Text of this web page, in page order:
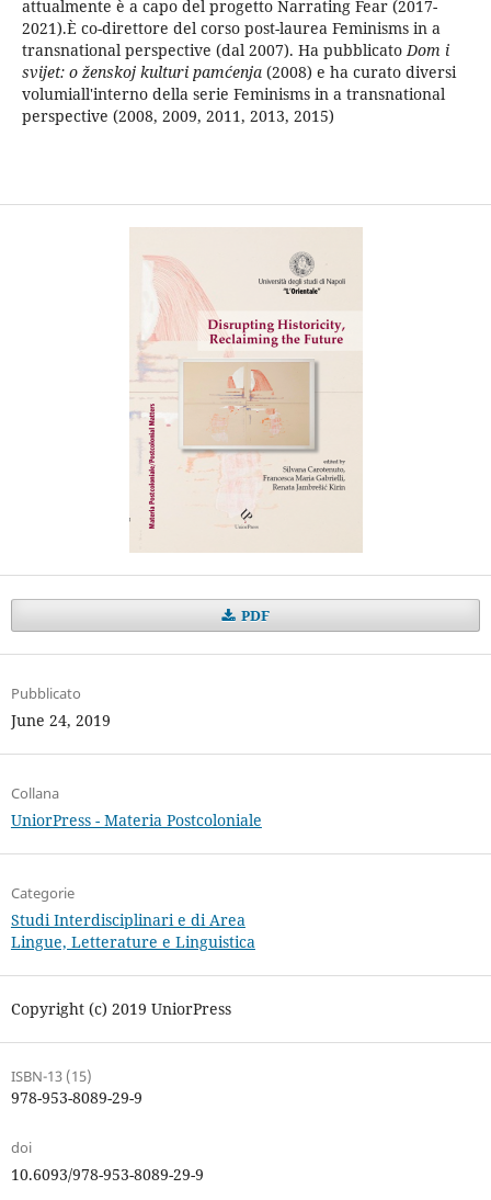
attualmente è a capo del progetto Narrating Fear (2017-
2021).È co-direttore del corso post-laurea Feminisms in a
transnational perspective (dal 2007). Ha pubblicatoDom i
svijet: o ženskoj kulturi pamćenja(2008) e ha curato diversi
volumiall'interno della serie Feminisms in a transnational
perspective (2008, 2009, 2011, 2013, 2015)
PDF
Pubblicato
June 24, 2019
Collana
UniorPress - Materia Postcoloniale
Categorie
Studi Interdisciplinari e di Area
Lingue, Letterature e Linguistica
Copyright (c) 2019 UniorPress
ISBN-13 (15)
978-953-8089-29-9
doi
10.6093/978-953-8089-29-9